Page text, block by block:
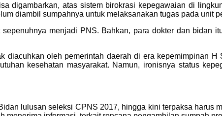
digambarkan, atas sistem birokrasi kepegawaian di
diambil sumpahnya untuk melaksanakan tugas pada unit
menjadi PNS. Bahkan, para dokter dan bidan
oleh pemerintah daerah di era kepemimpinan H
kesehatan masyarakat. Namun, ironisnya status
lulusan seleksi CPNS 2017, hingga kini terpaksa harus